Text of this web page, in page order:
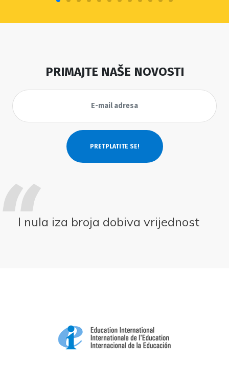
PRIMAJTE NAŠE NOVOSTI
I nula iza broja dobiva vrijednost